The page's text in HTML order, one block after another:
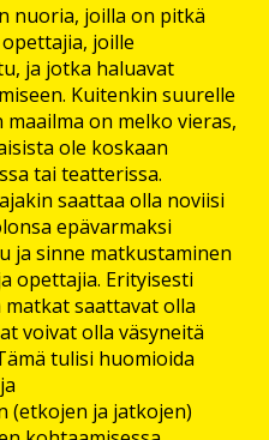
nuoria, joilla on pitkä
joille
ja jotka haluavat
Kuitenkin suurelle
on melko vieras,
ole koskaan
tai teatterissa.
saattaa olla noviisi
epävarmaksi
ja sinne matkustaminen
opettajia. Erityisesti
saattavat olla
voivat olla väsyneitä
tulisi huomioida
(etkojen ja jatkojen)